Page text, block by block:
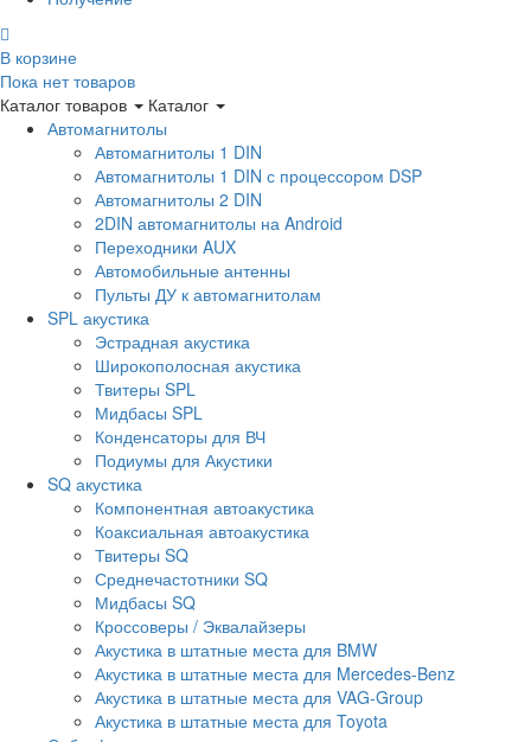
В корзине
Пока нет товаров
Каталог товаров
Каталог
Автомагнитолы
Автомагнитолы 1 DIN
Автомагнитолы 1 DIN с процессором DSP
Автомагнитолы 2 DIN
2DIN автомагнитолы на Android
Переходники AUX
Автомобильные антенны
Пульты ДУ к автомагнитолам
SPL акустика
Эстрадная акустика
Широкополосная акустика
Твитеры SPL
Мидбасы SPL
Конденсаторы для ВЧ
Подиумы для Акустики
SQ акустика
Компонентная автоакустика
Коаксиальная автоакустика
Твитеры SQ
Среднечастотники SQ
Мидбасы SQ
Кроссоверы / Эквалайзеры
Акустика в штатные места для BMW
Акустика в штатные места для Mercedes-Benz
Акустика в штатные места для VAG-Group
Акустика в штатные места для Toyota